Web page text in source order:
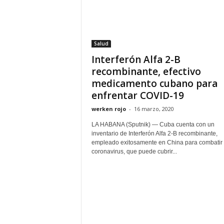
Salud
Interferón Alfa 2-B
recombinante, efectivo
medicamento cubano para
enfrentar COVID-19
werken rojo - 16 marzo, 2020
LA HABANA (Sputnik) — Cuba cuenta con un
inventario de Interferón Alfa 2-B recombinante,
empleado exitosamente en China para combatir
coronavirus, que puede cubrir...